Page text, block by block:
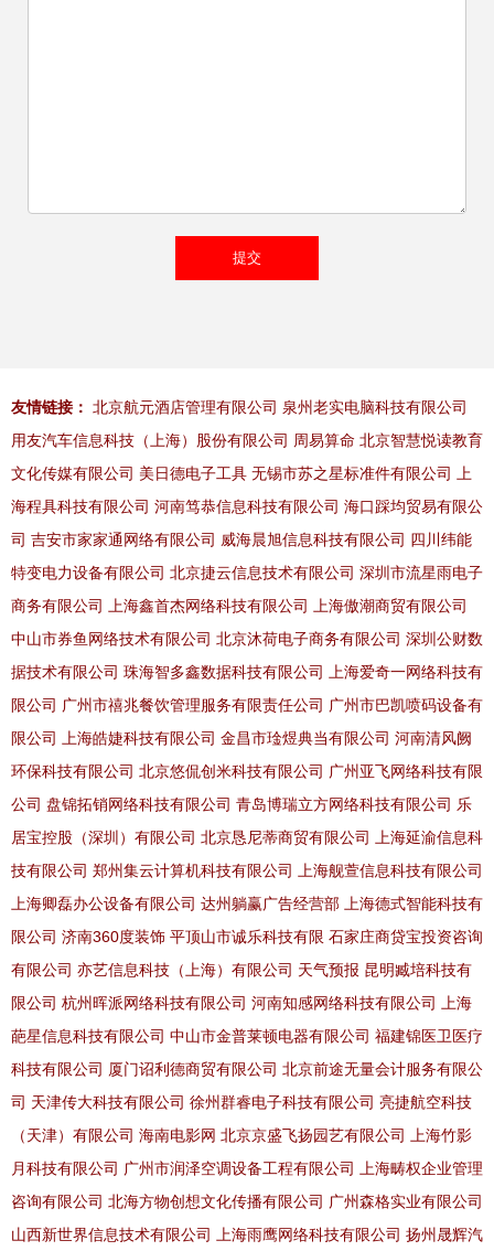
友情链接： 北京航元酒店管理有限公司 泉州老实电脑科技有限公司
用友汽车信息科技（上海）股份有限公司 周易算命 北京智慧悦读教育
文化传媒有限公司 美日德电子工具 无锡市苏之星标准件有限公司
上
海程具科技有限公司 河南笃恭信息科技有限公司 海口踩均贸易有限公
司 吉安市家家通网络有限公司 威海晨旭信息科技有限公司 四川纬能
特变电力设备有限公司 北京捷云信息技术有限公司 深圳市流星雨电子
商务有限公司
上海鑫首杰网络科技有限公司
上海傲潮商贸有限公司
中山市券鱼网络技术有限公司 北京沐荷电子商务有限公司 深圳公财数
据技术有限公司 珠海智多鑫数据科技有限公司
上海爱奇一网络科技有
限公司 广州市禧兆餐饮管理服务有限责任公司 广州市巴凯喷码设备有
限公司
上海皓婕科技有限公司 金昌市琻煜典当有限公司 河南清风阙
环保科技有限公司 北京悠侃创米科技有限公司 广州亚飞网络科技有限
公司 盘锦拓销网络科技有限公司 青岛博瑞立方网络科技有限公司 乐
居宝控股（深圳）有限公司 北京恳尼蒂商贸有限公司
上海延渝信息科
技有限公司 郑州集云计算机科技有限公司
上海舰萱信息科技有限公司
上海卿磊办公设备有限公司 达州躺赢广告经营部
上海德式智能科技有
限公司 济南360度装饰 平顶山市诚乐科技有限 石家庄商贷宝投资咨询
有限公司 亦艺信息科技（上海）有限公司 天气预报 昆明臧培科技有
限公司 杭州晖派网络科技有限公司 河南知感网络科技有限公司
上海
葩星信息科技有限公司 中山市金普莱顿电器有限公司 福建锦医卫医疗
科技有限公司 厦门诏利德商贸有限公司 北京前途无量会计服务有限公
司 天津传大科技有限公司 徐州群睿电子科技有限公司 亮捷航空科技
（天津）有限公司 海南电影网 北京京盛飞扬园艺有限公司
上海竹影
月科技有限公司 广州市润泽空调设备工程有限公司
上海畴权企业管理
咨询有限公司 北海方物创想文化传播有限公司 广州森格实业有限公司
山西新世界信息技术有限公司
上海雨鹰网络科技有限公司 扬州晟辉汽